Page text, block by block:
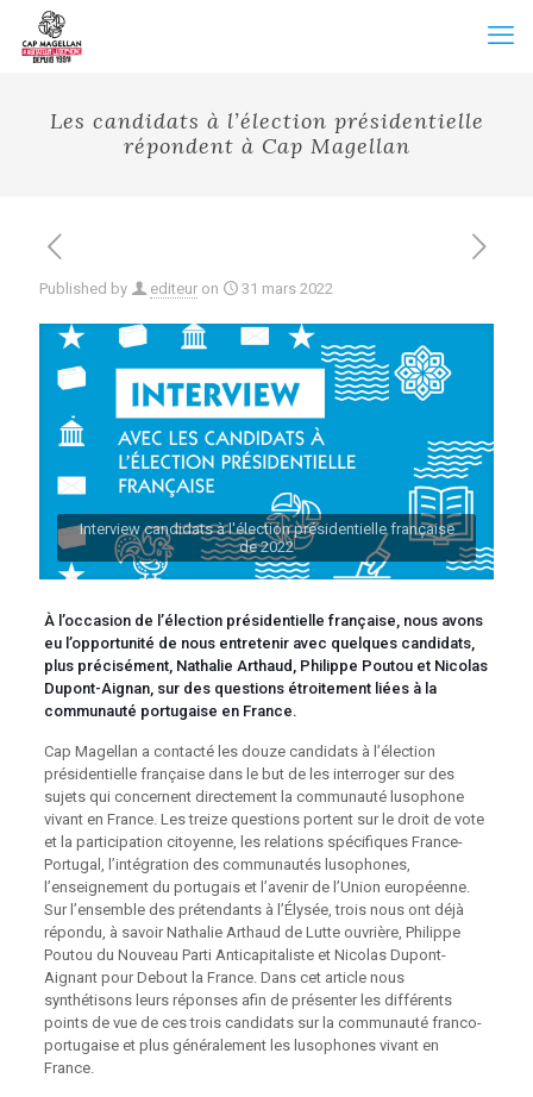
Les candidats à l’élection présidentielle
répondent à Cap Magellan
Published by editeur on 31 mars 2022
Interview candidats à l'élection présidentielle française
de 2022
Àl’occasion de l’élection présidentielle française, nous avons
eu l’opportunité de nous entretenir avec quelques candidats,
plus précisément, Nathalie Arthaud, Philippe Poutou et Nicolas
Dupont-Aignan, sur des questions étroitement liées à la
communauté portugaise en France.
Cap Magellan a contacté les douze candidats à l’élection
présidentielle française dans le but de les interroger sur des
sujets qui concernent directement la communauté lusophone
vivant en France. Les treize questions portent sur le droit de vote
et la participation citoyenne, les relations spécifiques France-
Portugal, l’intégration des communautés lusophones,
l’enseignement du portugais et l’avenir de l’Union européenne.
Sur l’ensemble des prétendants à l’Élysée, trois nous ont déjà
répondu, à savoir Nathalie Arthaud de Lutte ouvrière, Philippe
Poutou du Nouveau Parti Anticapitaliste et Nicolas Dupont-
Aignant pour Debout la France. Dans cet article nous
synthétisons leurs réponses afin de présenter les différents
points de vue de ces trois candidats sur la communauté franco-
portugaise et plus généralement les lusophones vivant en
France.